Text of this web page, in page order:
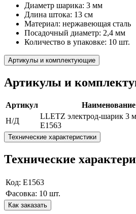
Диаметр шарика: 3 мм
Длина штока: 13 см
Материал: нержавеющая сталь
Посадочный диаметр: 2,4 мм
Количество в упаковке: 10 шт.
Артикулы и комплектующие
Артикулы и
Артикул Наименование
Н/Д
LLETZ электрод-шарик 3
E1563
Технические характеристики
Технические
Код: E1563
Фасовка: 10 шт.
Как заказать